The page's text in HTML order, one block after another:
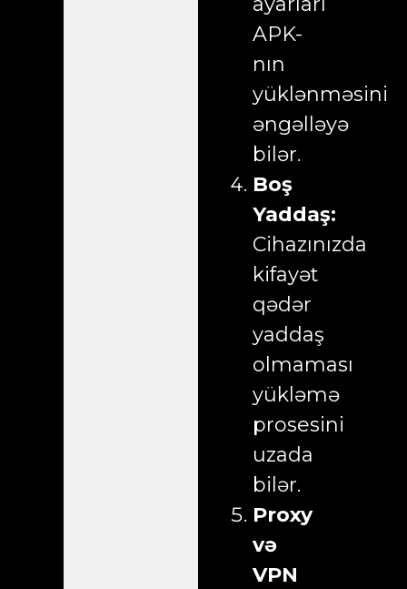
APK-
nın
yüklənməsini
əngəlləyə
bilər.
Boş
Yaddaş:
Cihazınızda
kifayət
qədər
yaddaş
olmaması
yükləmə
prosesini
uzada
bilər.
Proxy
və
VPN